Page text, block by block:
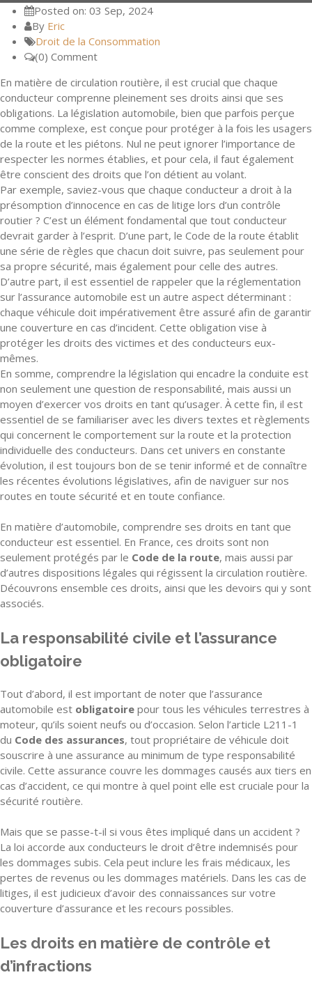
Posted on: 03 Sep, 2024
By Eric
Droit de la Consommation
(0) Comment
En matière de circulation routière, il est crucial que chaque
conducteur comprenne pleinement ses droits ainsi que ses
obligations. La législation automobile, bien que parfois perçue
comme complexe, est conçue pour protéger à la fois les usagers
de la route et les piétons. Nul ne peut ignorer l’importance de
respecter les normes établies, et pour cela, il faut également
être conscient des droits que l’on détient au volant.
Par exemple, saviez-vous que chaque conducteur a droit à la
présomption d’innocence en cas de litige lors d’un contrôle
routier ? C’est un élément fondamental que tout conducteur
devrait garder à l’esprit. D’une part, le Code de la route établit
une série de règles que chacun doit suivre, pas seulement pour
sa propre sécurité, mais également pour celle des autres.
D’autre part, il est essentiel de rappeler que la réglementation
sur l’assurance automobile est un autre aspect déterminant :
chaque véhicule doit impérativement être assuré afin de garantir
une couverture en cas d’incident. Cette obligation vise à
protéger les droits des victimes et des conducteurs eux-
mêmes.
En somme, comprendre la législation qui encadre la conduite est
non seulement une question de responsabilité, mais aussi un
moyen d’exercer vos droits en tant qu’usager. À cette fin, il est
essentiel de se familiariser avec les divers textes et règlements
qui concernent le comportement sur la route et la protection
individuelle des conducteurs. Dans cet univers en constante
évolution, il est toujours bon de se tenir informé et de connaître
les récentes évolutions législatives, afin de naviguer sur nos
routes en toute sécurité et en toute confiance.
En matière d’automobile, comprendre ses droits en tant que
conducteur est essentiel. En France, ces droits sont non
seulement protégés par le Code de la route, mais aussi par
d’autres dispositions légales qui régissent la circulation routière.
Découvrons ensemble ces droits, ainsi que les devoirs qui y sont
associés.
La responsabilité civile et l’assurance
obligatoire
Tout d’abord, il est important de noter que l’assurance
automobile est obligatoire pour tous les véhicules terrestres à
moteur, qu’ils soient neufs ou d’occasion. Selon l’article L211-1
du Code des assurances, tout propriétaire de véhicule doit
souscrire à une assurance au minimum de type responsabilité
civile. Cette assurance couvre les dommages causés aux tiers en
cas d’accident, ce qui montre à quel point elle est cruciale pour la
sécurité routière.
Mais que se passe-t-il si vous êtes impliqué dans un accident ?
La loi accorde aux conducteurs le droit d’être indemnisés pour
les dommages subis. Cela peut inclure les frais médicaux, les
pertes de revenus ou les dommages matériels. Dans les cas de
litiges, il est judicieux d’avoir des connaissances sur votre
couverture d’assurance et les recours possibles.
Les droits en matière de contrôle et
d’infractions